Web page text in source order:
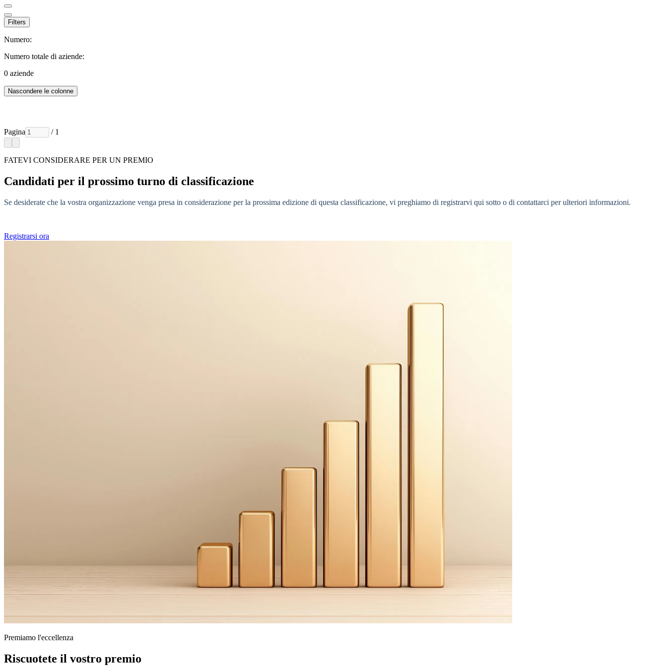
Filters
Numero:
Numero totale di aziende:
0 aziende
Nascondere le colonne
Pagina / 1
FATEVI CONSIDERARE PER UN PREMIO
Candidati per il prossimo turno di classificazione
Se desiderate che la vostra organizzazione venga presa in considerazione per la prossima edizione di questa classificazione, vi preghiamo di registrarvi qui sotto o di contattarci per ulteriori informazioni.
Registrarsi ora
Premiamo l'eccellenza
Riscuotete il vostro premio